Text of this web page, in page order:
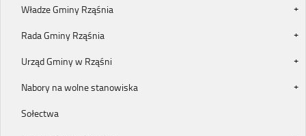
Władze Gminy Rząśnia
Rada Gminy Rząśnia
Urząd Gminy w Rząśni
Nabory na wolne stanowiska
Sołectwa